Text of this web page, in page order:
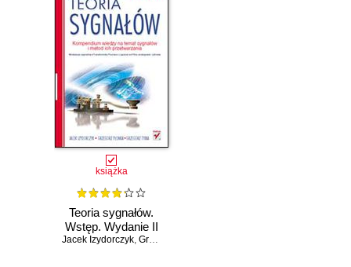
książka
Teoria sygnałów.
Wstęp. Wydanie II
Jacek Izydorczyk, Grzegorz Płonka